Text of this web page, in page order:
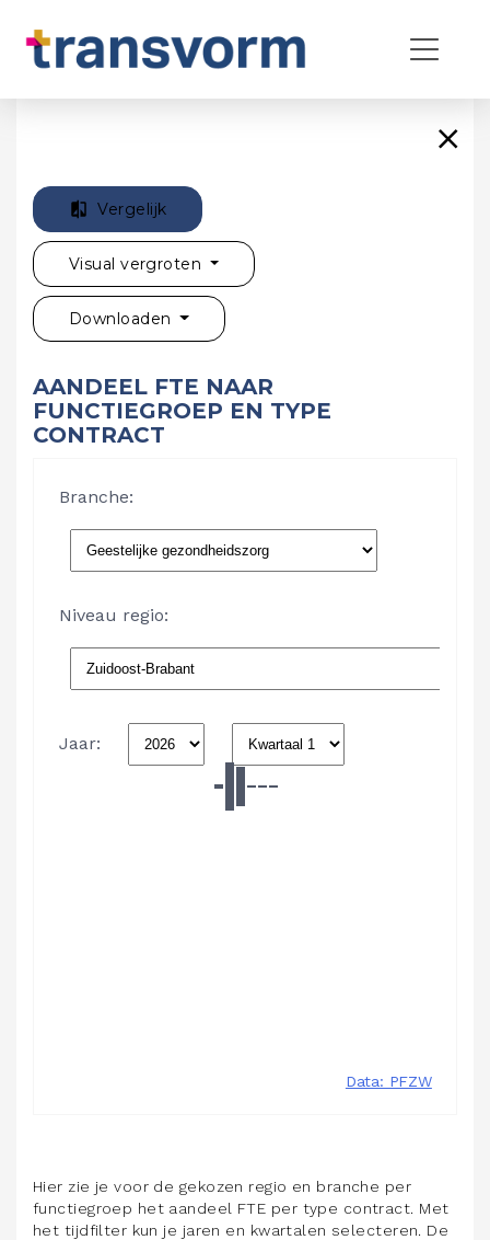
Vergelijk
Visual vergroten
Downloaden
AANDEEL FTE NAAR
FUNCTIEGROEP EN TYPE
CONTRACT
Hier zie je voor de gekozen regio en branche per
functiegroep het aandeel FTE per type contract. Met
het tijdfilter kun je jaren en kwartalen selecteren. De